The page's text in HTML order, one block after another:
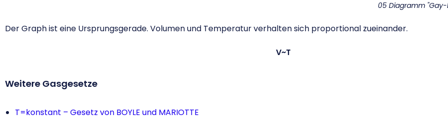
05 Diagramm "Gay-
Der Graph ist eine Ursprungsgerade. Volumen und Temperatur verhalten sich proportional zueinander.
V~T
Weitere Gasgesetze
T=konstant – Gesetz von BOYLE und MARIOTTE